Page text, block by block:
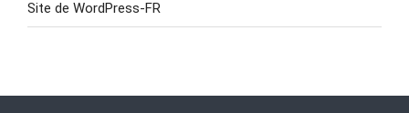
Site de WordPress-FR